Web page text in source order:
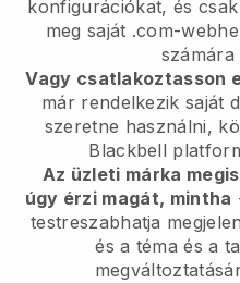
konfigurációkat, és
meg saját .com-
számára
Vagy csatlakoztasson
már rendelkezik saját
szeretne használni,
Blackbell
Az üzleti márka
úgy érzi magát, mintha
testreszabhatja
és a téma és a